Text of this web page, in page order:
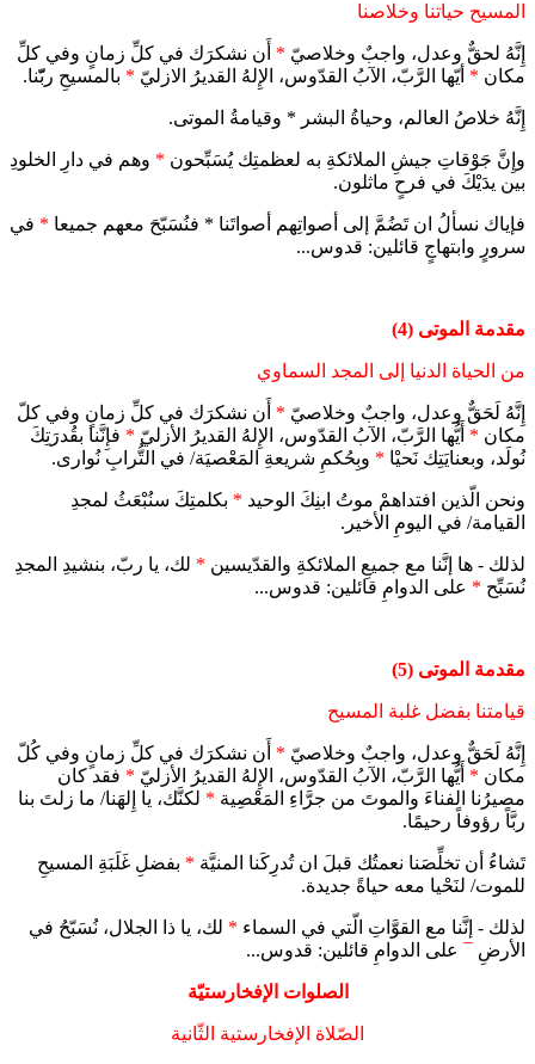
المسيح حياتنا وخلاصنا
إِنَّهُ لحقٌّ وعدل، واجبٌ وخلاصيّ * أَن نشكرَك في كلِّ زمانٍ وفي كلِّ
مكان * أيّها الرَّبّ، الآبُ القدّوس، الإِلهُ القديرُ الازليّ * بالمسيحِ ربّّنا.
إِنَّهُ خلاصُ العالم، وحياةُ البشر * وقيامةُ الموتى.
وإِنَّ جَوْقاتِ جيشِ الملائكةِ به لعظمتِك يُسَبِّحون * وهم في دارِ الخلودِ
بين يدَيْكَ في فرحٍ ماثلون.
فإياك نسألُ ان تَضُمَّ إلى أصواتِهم أصواتَنا * فنُسَبّحَ معهم جميعا * في
سرورٍ وابتهاجٍ قائلين: قدوس...
مقدمة الموتى (4)
من الحياة الدنيا إلى المجد السماوي
إِنَّهُ لَحَقٌّ وعدل، واجبٌ وخلاصيّ * أَن نشكرَك في كلِّ زمانٍ وفي كلّ
مكان * أَيُّها الرَّبّ، الآبُ القدّوس، الإِلهُ القديرُ الأزليّ * فإِنَّنا بقُدرَتِكَ
نُولَد، وبعنايَتِك نَحيْا * وبِحُكمِ شريعةِ المَعْصيَة/ في التُّرابِ نُوارى.
ونحن الّذين افتداهمْ موتُ ابنِكَ الوحيد * بكلمتِكَ سنُبْعَثُ لمجدِ
القيامة/ في اليومِ الأخير.
لذلك - ها إنَّنا مع جميعِ الملائكةِ والقدّيسين * لك، يا ربّ، بنشيدِ المجدِ
نُسَبِّح * على الدوامِ قائلين: قدوس...
مقدمة الموتى (5)
قيامتنا بفضل غلبة المسيح
إِنَّهُ لَحَقٌّ وعدل، واجبٌ وخلاصيّ * أَن نشكرَك في كلِّ زمانٍ وفي كُلّ
مكان * أَيُّها الرَّبّ، الآبُ القدّوس، الإِلهُ القديرُ الأزليّ * فقد كان
مصيرُنا الفناءَ والموتَ من جرَّاءِ المَعْصِية * لكنَّك، يا إِلهَنا/ ما زلتَ بنا
ربَّاً رؤوفاً رحيمًا.
تَشاءُ أن تخلِّصَنا نعمتُك قبلَ ان تُدرِكَنا المنيَّة * بفضلِ غَلَبَةِ المسيحِ
للموت/ لنَحْيا معه حياةً جديدة.
لذلك - إنَّنا مع القوَّاتِ الّتي في السماء * لك، يا ذا الجلال، نُسَبّحُ في
الأرضِ¯على الدوامِ قائلين: قدوس...
الصلوات الإفخارستيّة
الصّلاة الإفخارستية الثّانية